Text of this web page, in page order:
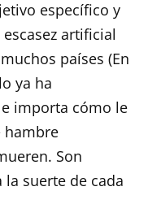
específico y
artificial
países (En
ya ha
importa cómo le
hambre
Son
suerte de cada